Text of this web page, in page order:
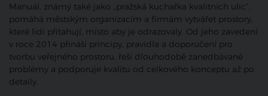
Manuál, známý také jako „pražská kuchařka kvalitních ulic“,
pomáhá městským organizacím a firmám vytvářet prostory,
které lidi přitahují, místo aby je odrazovaly. Od jeho zavedení
v roce 2014 přináší principy, pravidla a doporučení pro
tvorbu veřejného prostoru, řeší dlouhodobě zanedbávané
problémy a podporuje kvalitu od celkového konceptu až po
detaily.